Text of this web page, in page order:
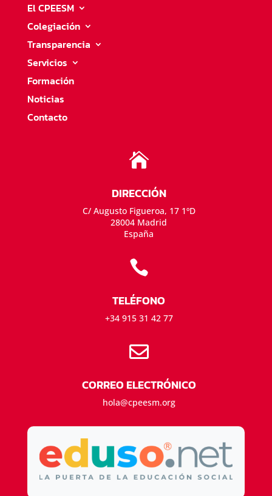
El CPEESM
Colegiación
Transparencia
Servicios
Formación
Noticias
Contacto

DIRECCIÓN
C/ Augusto Figueroa, 17 1ºD
28004 Madrid
España

TELÉFONO
+34 915 31 42 77

CORREO ELECTRÓNICO
hola@cpeesm.org